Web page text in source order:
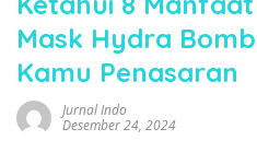
Mask Hydra
Kamu Penasaran
Jurnal Indo
Desember 24, 2024